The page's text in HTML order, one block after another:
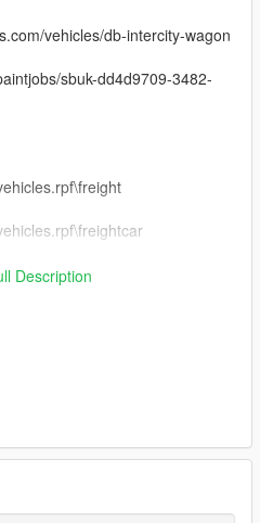
vehicles/db-intercity-wagon
sbuk-dd4d9709-3482-
Description